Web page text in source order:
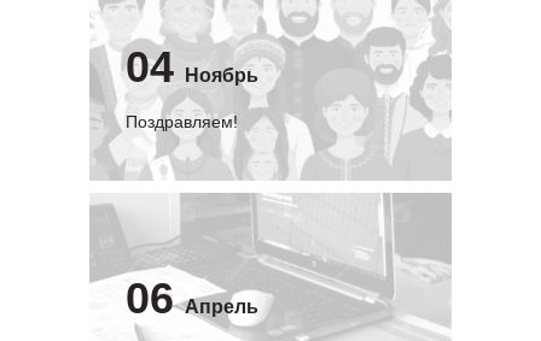
04 Ноябрь
Поздравляем!
06 Апрель